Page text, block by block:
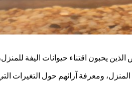
يحبون اقتناء حيوانات اليفة
ومعرفة آرائهم حول التغيرات